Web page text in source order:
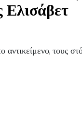
Ελισάβετ
τους